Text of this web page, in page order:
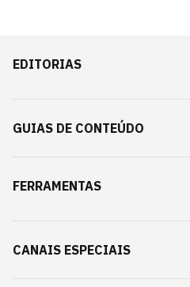
EDITORIAS
GUIAS DE CONTEÚDO
FERRAMENTAS
CANAIS ESPECIAIS